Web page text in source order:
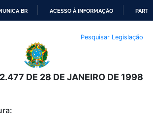
O
CONTEÚDO
BR ACESSO À INFORMAÇÃO
Pesquisar Legislação
DE 28 DE JANEIRO DE 1998